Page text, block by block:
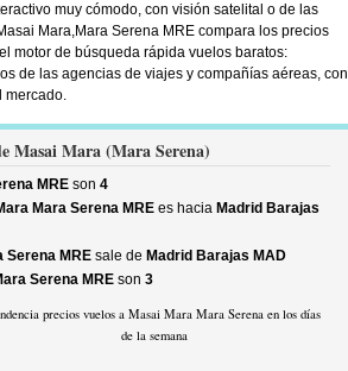
muy cómodo, con visión satelital o de las
Mara,Mara Serena MRE compara los precios
motor de búsqueda rápida vuelos baratos:
de las agencias de viajes y compañías aéreas, con
mercado.
Masai Mara (Mara Serena)
MREson 4
Mara Serena MREes hacia Madrid Barajas
Serena MREsale de Madrid Barajas MAD
Serena MREson 3
precios vuelos a Masai Mara Mara Serena en los días
de la semana